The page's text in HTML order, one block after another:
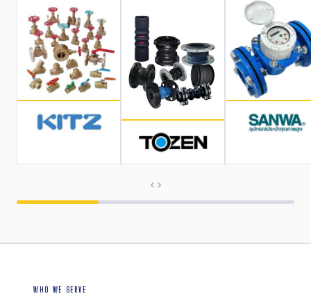
WHO WE SERVE